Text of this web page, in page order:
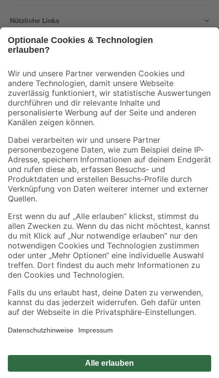
Nützliche Links
Der toom Newsletter: Keine Angebote und Aktionen mehr verpassen!
Zur Newsletter Anmeldung
Folge uns
Zahlungsarten Versandarten
Sicher einkaufen
Jetzt die toom-App herunterladen
Alle Preisangaben in EUR inkl. gesetzl. MwSt.. Die dargestellten Angebote sind unter
Umständen nicht in allen Märkten verfügbar. Die angegebenen Verfügbarkeiten beziehen
Produkte nur solange der Vorrat reicht.
*Paketversand ab 59 € versandkostenfrei, gilt nicht für Artikel mit Speditionsversand, hier
Privatsphäre Impressum
Nutzungsbedingungen
Widerrufsrecht Vertrag widerrufen